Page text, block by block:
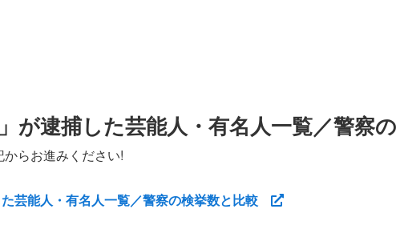
が逮捕した芸能人・有名人一覧／警察
らお進みください!
た芸能人・有名人一覧／警察の検挙数と比較